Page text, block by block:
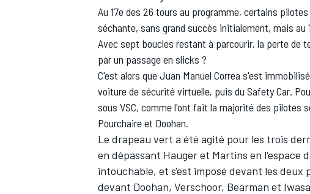
Au 17e des 26 tours au programme, certains
séchante, sans grand succès initialement, mais
Avec sept boucles restant à parcourir, la perte de
par un passage en slicks ?
C'est alors que Juan Manuel Correa s'est
voiture de sécurité virtuelle, puis du Safety Car.
sous VSC, comme l'ont fait la majorité des pilotes
Pourchaire et Doohan.
Le drapeau vert a été agité pour les trois
en dépassant Hauger et Martins en l'espace
intouchable, et s'est imposé devant les
devant Doohan, Verschoor, Bearman et